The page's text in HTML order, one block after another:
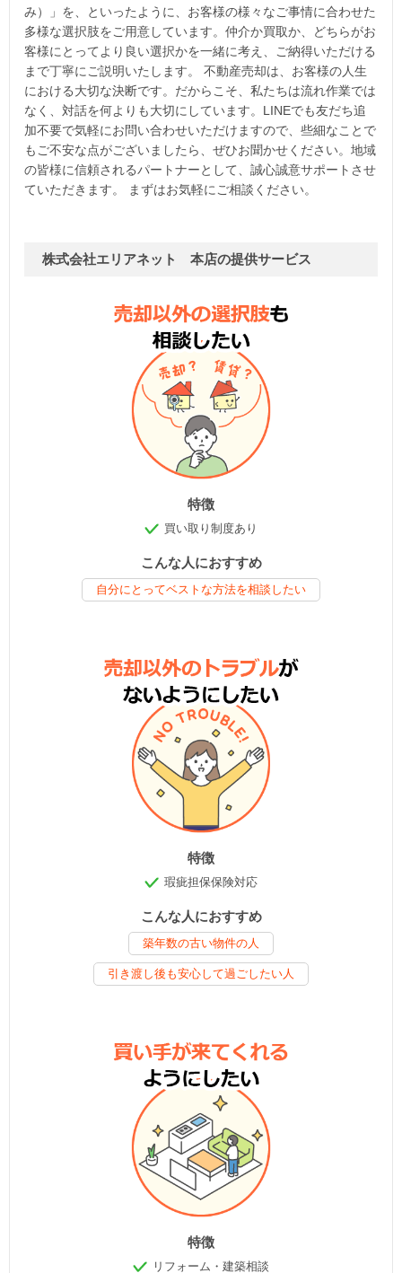
み）」を、といったように、お客様の様々なご事情に合わせた
多様な選択肢をご用意しています。仲介か買取か、どちらがお
客様にとってより良い選択かを一緒に考え、ご納得いただける
まで丁寧にご説明いたします。 不動産売却は、お客様の人生
における大切な決断です。だからこそ、私たちは流れ作業では
なく、対話を何よりも大切にしています。LINEでも友だち追
加不要で気軽にお問い合わせいただけますので、些細なことで
もご不安な点がございましたら、ぜひお聞かせください。地域
の皆様に信頼されるパートナーとして、誠心誠意サポートさせ
ていただきます。 まずはお気軽にご相談ください。
株式会社エリアネット 本店の提供サービス
特徴
買い取り制度あり
こんな人におすすめ
自分にとってベストな方法を相談したい
特徴
瑕疵担保保険対応
こんな人におすすめ
築年数の古い物件の人
引き渡し後も安心して過ごしたい人
特徴
リフォーム・建築相談